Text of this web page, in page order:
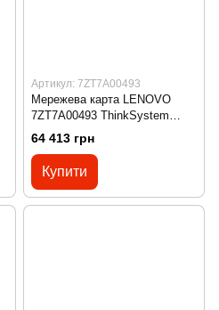
Артикул: 7ZT7A00493
Мережева карта LENOVO
7ZT7A00493 ThinkSystem
Emulex OCe14104B-NX PCIe
10Gb 4-Port SFP+ Ethernet
Adapter
64 413 грн
Купити